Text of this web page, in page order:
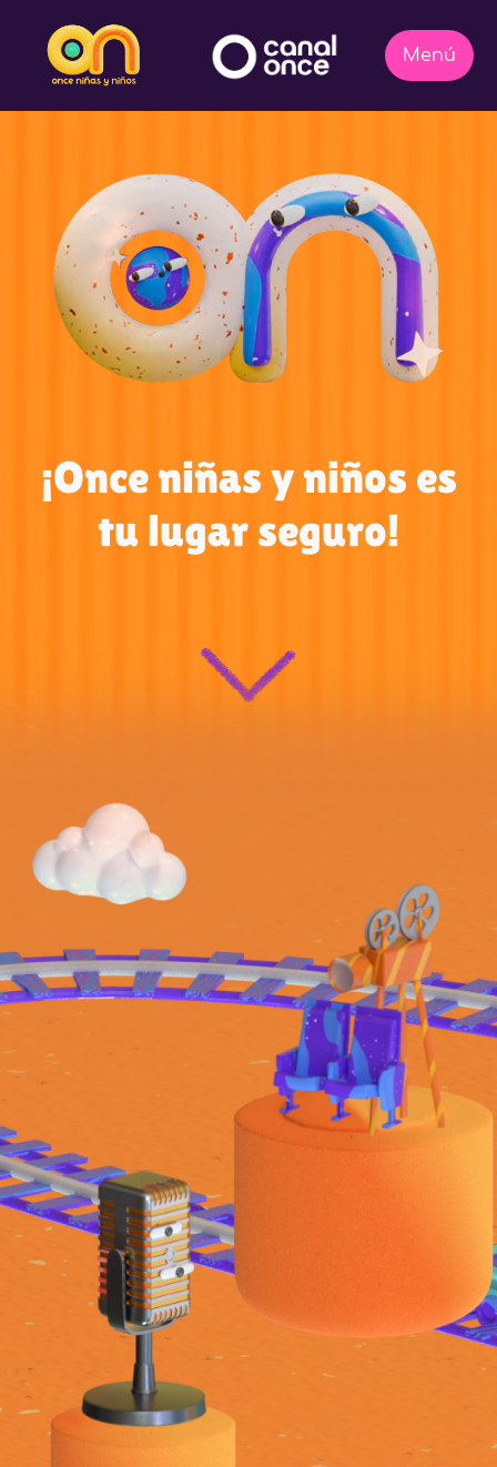
¡Once niñas y niños es
tu lugar seguro!